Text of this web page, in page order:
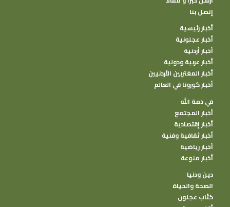
إتصل بنا
أخبار رئيسية
أخبار عجلونية
أخبار أردنية
أخبار عربية ودولية
أخبار المغتربين الأردنيين
أخبار كورونا في العالم
في ذمة الله
أخبار المجتمع
أخبار إقتصادية
أخبار ثقافية وفنية
أخبار رياضية
أخبار منوعة
دين ودنيا
الصحة والحياة
كتًاب عجلون